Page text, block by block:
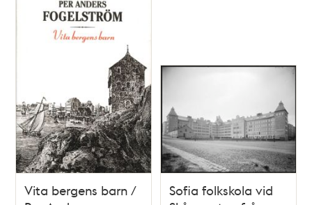
Vita bergens barn /
Sofia folkskola vid